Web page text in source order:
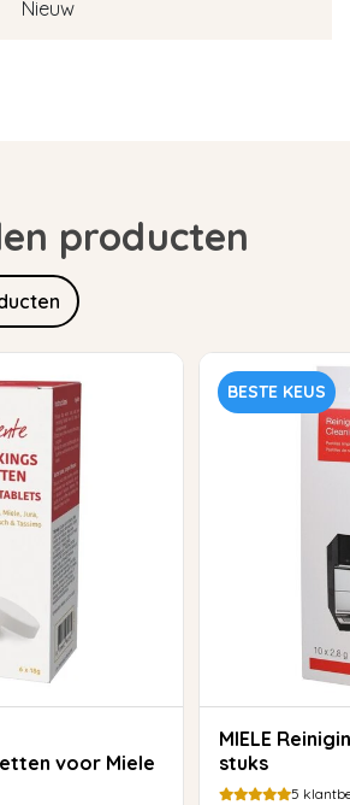
Nieuw
producten
voor Miele
BESTE KEUS
MIELE Reinigingstabletten - 10
stuks
5